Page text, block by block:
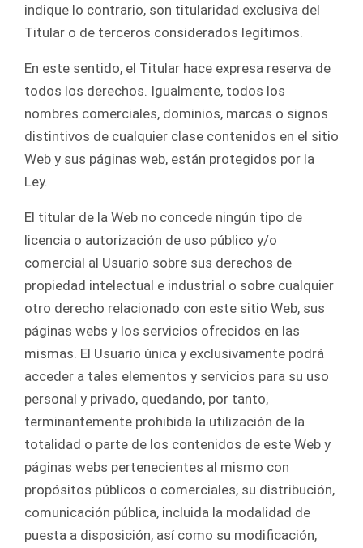
indique lo contrario, son titularidad exclusiva del
Titular o de terceros considerados legítimos.
En este sentido, el Titular hace expresa reserva de
todos los derechos. Igualmente, todos los
nombres comerciales, dominios, marcas o signos
distintivos de cualquier clase contenidos en el sitio
Web y sus páginas web, están protegidos por la
Ley.
El titular de la Web no concede ningún tipo de
licencia o autorización de uso público y/o
comercial al Usuario sobre sus derechos de
propiedad intelectual e industrial o sobre cualquier
otro derecho relacionado con este sitio Web, sus
páginas webs y los servicios ofrecidos en las
mismas. El Usuario única y exclusivamente podrá
acceder a tales elementos y servicios para su uso
personal y privado, quedando, por tanto,
terminantemente prohibida la utilización de la
totalidad o parte de los contenidos de este Web y
páginas webs pertenecientes al mismo con
propósitos públicos o comerciales, su distribución,
comunicación pública, incluida la modalidad de
puesta a disposición, así como su modificación,